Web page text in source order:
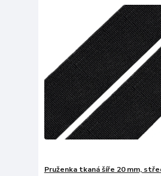
Pruženka tkaná šíře 20 mm,